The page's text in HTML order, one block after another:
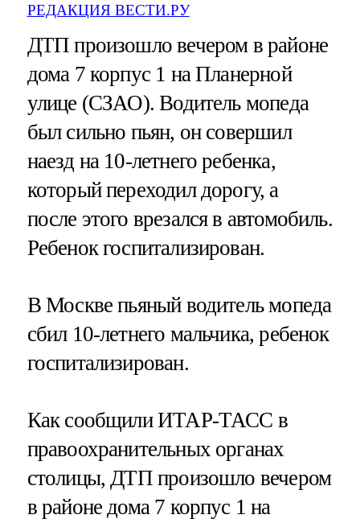
РЕДАКЦИЯ ВЕСТИ.РУ
ДТП произошло вечером в районе
дома 7 корпус 1 на Планерной
улице (СЗАО). Водитель мопеда
был сильно пьян, он совершил
наезд на 10-летнего ребенка,
который переходил дорогу, а
после этого врезался в автомобиль.
Ребенок госпитализирован.
В Москве пьяный водитель мопеда
сбил 10-летнего мальчика, ребенок
госпитализирован.
Как сообщили ИТАР-ТАСС в
правоохранительных органах
столицы, ДТП произошло вечером
в районе дома 7 корпус 1 на